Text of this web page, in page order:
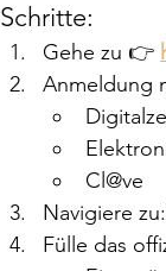
Schritte:
Gehe zu 👉
Anmeldung
Cl@ve
Navigiere zu:
Fülle das